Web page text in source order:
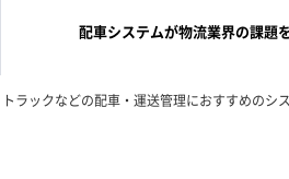
配車システムが物流業界の課題
トラックなどの配車・運送管理におすすめのシ